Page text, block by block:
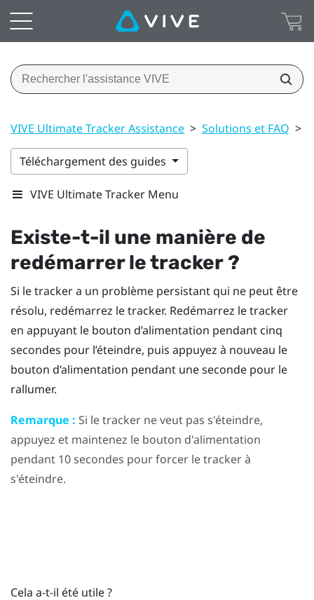
VIVE Ultimate Tracker Assistance > Solutions et FAQ >
Téléchargement des guides
VIVE Ultimate Tracker Menu
Existe-t-il une manière de
redémarrer le tracker ?
Si le tracker a un problème persistant qui ne peut être
résolu, redémarrez le tracker. Redémarrez le tracker
en appuyant le bouton d’alimentation pendant cinq
secondes pour l’éteindre, puis appuyez à nouveau le
bouton d’alimentation pendant une seconde pour le
rallumer.
Remarque : Si le tracker ne veut pas s'éteindre,
appuyez et maintenez le bouton d'alimentation
pendant 10 secondes pour forcer le tracker à
s'éteindre.
Cela a-t-il été utile ?